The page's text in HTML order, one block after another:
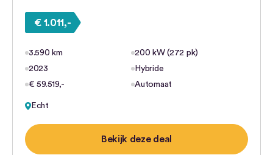
€ 1.011,-
3.590 km
200 kW (272 pk)
2023
Hybride
€ 59.519,-
Automaat
Echt
Bekijk deze deal